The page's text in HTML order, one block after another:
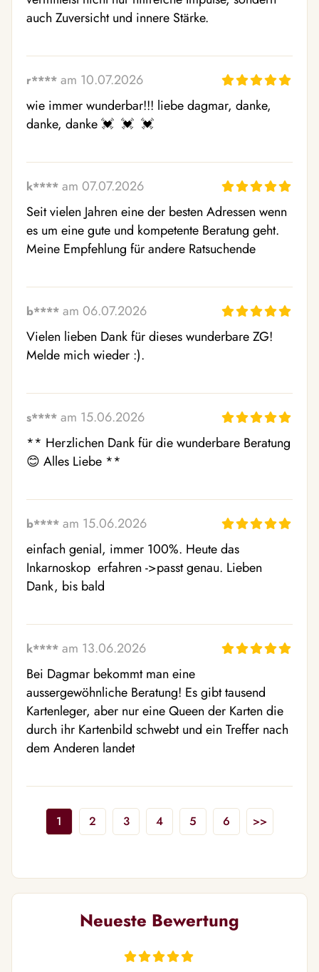
auch Zuversicht und innere Stärke.
r**** am 10.07.2026
wie immer wunderbar!!! liebe dagmar, danke,
danke, danke 💓  💓  💓
k**** am 07.07.2026
Seit vielen Jahren eine der besten Adressen wenn
es um eine gute und kompetente Beratung geht.
Meine Empfehlung für andere Ratsuchende
b**** am 06.07.2026
Vielen lieben Dank für dieses wunderbare ZG!
Melde mich wieder :).
s**** am 15.06.2026
** Herzlichen Dank für die wunderbare Beratung
😊 Alles Liebe **
b**** am 15.06.2026
einfach genial, immer 100%. Heute das
Inkarnoskop  erfahren ->passt genau. Lieben
Dank, bis bald
k**** am 13.06.2026
Bei Dagmar bekommt man eine
aussergewöhnliche Beratung! Es gibt tausend
Kartenleger, aber nur eine Queen der Karten die
durch ihr Kartenbild schwebt und ein Treffer nach
dem Anderen landet
1 2 3 4 5 6 >>
Neueste Bewertung